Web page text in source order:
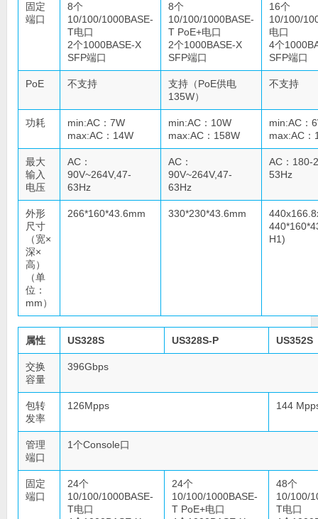
固定
端口
8个
10/100/1000BASE-
T电口
2个1000BASE-X
SFP端口
8个
10/100/1000BASE-
T PoE+电口
2个1000BASE-X
SFP端口
16个
10/100/
电口
4个
SFP端口
PoE 不支持
支持（PoE供电
135W）
不支持
功耗
min:AC：7W
max:AC：14W
min:AC：10W
max:AC：158W
min:AC：
max:AC：
最大
输入
电压
AC：
90V~264V,47-
63Hz
AC：
90V~264V,47-
63Hz
AC：180-
53Hz
外形
尺寸
（宽×
深×
高）
（单
位：
mm）
266*160*43.6mm 330*230*43.6mm
H1)
属性 US328S US328S-P US352S
交换
容量
396Gbps
包转
发率
126Mpps 144
管理
端口
1个Console口
固定
端口
24个
10/100/1000BASE-
T电口
24个
10/100/1000BASE-
T PoE+电口
48个
10/100/
T电口